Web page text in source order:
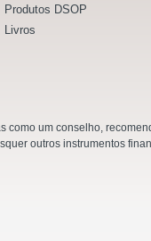
Produtos DSOP
Livros
um conselho,
outros instrumentos